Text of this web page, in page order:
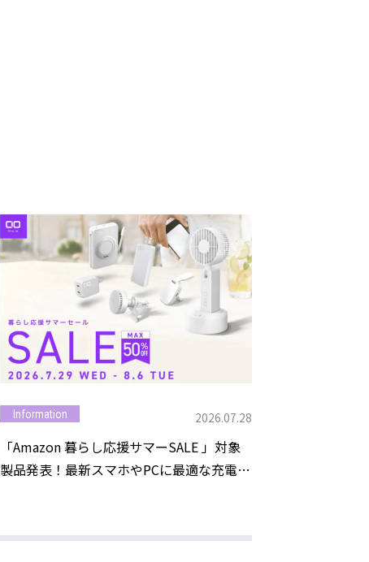
Information 2026.07.28
「Amazon 暮らし応援サマーSALE 」対象
製品発表！最新スマホやPCに最適な充電ガ